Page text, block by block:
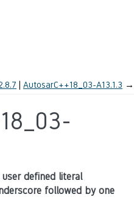
AutosarC++18_03-A13.1.3 →
defined literal
followed by one